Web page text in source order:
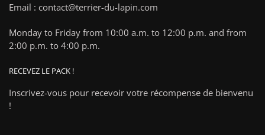
Email : contact@terrier-du-lapin.com
Monday to Friday from 10:00 a.m. to 12:00 p.m. and from
2:00 p.m. to 4:00 p.m.
RECEVEZ LE PACK !
Inscrivez-vous pour recevoir votre récompense de bienvenu
!